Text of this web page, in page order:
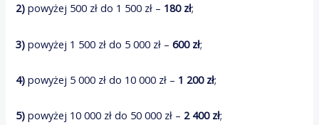
2) powyżej 500 zł do 1 500 zł – 180 zł;
3) powyżej 1 500 zł do 5 000 zł –600 zł;
4) powyżej 5 000 zł do 10 000 zł – 1 200 zł;
5) powyżej 10 000 zł do 50 000 zł – 2 400 zł;